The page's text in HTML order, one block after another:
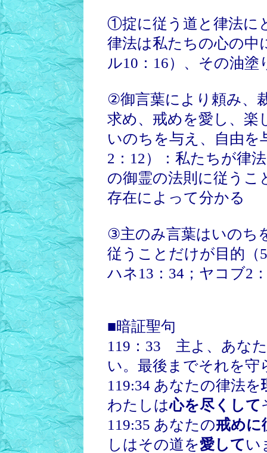
①掟に従う道と律法に
律法は私たちの心の中
ル10：16）、その油
②御言葉により頼み、
求め、戒めを愛し、楽
いのちを与え、自由を
2：12）：私たちが律
の御霊の法則に従うこ
存在によって分かる
③主のみ言葉はいのち
従うことだけが目的
ハネ13：34；ヤコブ2
■暗証聖句
119：33 主よ、あな
い。最後までそれを守
119:34 あなたの律法を
わたしは心を尽くして
119:35 あなたの戒めに
しはその道を愛してい